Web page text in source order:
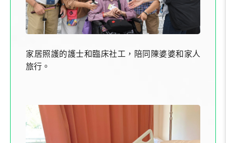
家居照護的護士和臨床社工，陪同陳婆婆和家人
旅行。